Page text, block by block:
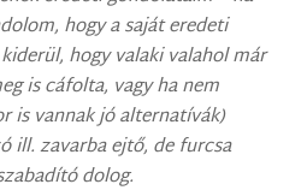
hogy a saját eredeti
hogy valaki valahol már
is cáfolta, vagy ha nem
is vannak jó alternatívák)
ill. zavarba ejtő, de furcsa
dolog.